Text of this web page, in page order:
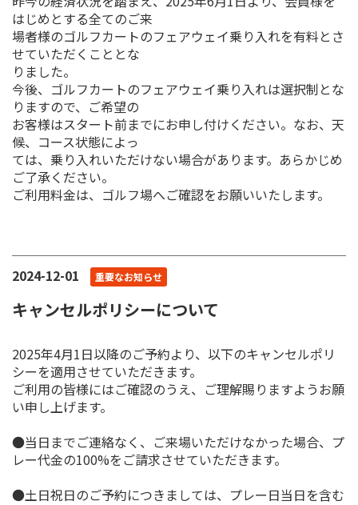
はじめとする全てのご来
場者様のゴルフカートのフェアウェイ乗り入れを有料とさ
せていただくこととな
りました。
今後、ゴルフカートのフェアウェイ乗り入れは選択制とな
りますので、ご希望の
お客様はスタート前までにお申し付けください。なお、天
候、コース状態によっ
ては、乗り入れいただけない場合があります。あらかじめ
ご了承ください。
ご利用料金は、ゴルフ場へご確認をお願いいたします。
2024-12-01 重要なお知らせ
キャンセルポリシーについて
2025年4月1日以降のご予約より、以下のキャンセルポリ
シーを適用させていただきます。
ご利用の皆様にはご確認のうえ、ご理解賜りますようお願
い申し上げます。
●当日までご連絡なく、ご来場いただけなかった場合、プ
レー代金の100%をご請求させていただきます。
●土日祝日のご予約につきましては、プレー日当日を含む